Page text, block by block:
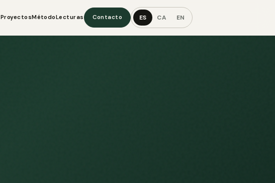
ProyectosMétodoLecturas Contacto ES CA EN